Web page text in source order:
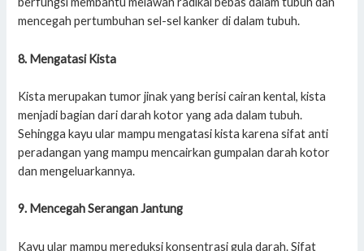
mencegah pertumbuhan sel-sel kanker di dalam tubuh.
8. Mengatasi Kista
Kista merupakan tumor jinak yang berisi cairan kental, kista
menjadi bagian dari darah kotor yang ada dalam tubuh.
Sehingga kayu ular mampu mengatasi kista karena sifat anti
peradangan yang mampu mencairkan gumpalan darah kotor
dan mengeluarkannya.
9. Mencegah Serangan Jantung
Kayu ular mampu mereduksi konsentrasi gula darah. Sifat